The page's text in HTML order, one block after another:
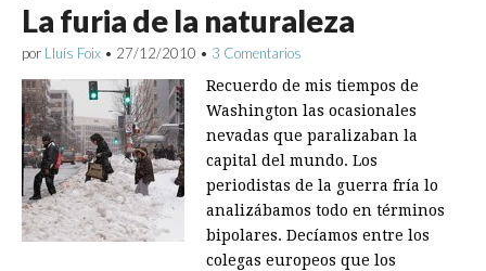
La furia de la naturaleza
por Lluís Foix • 27/12/2010 • 3 Comentarios
Recuerdo de mis tiempos de
Washington las ocasionales
nevadas que paralizaban la
capital del mundo. Los
periodistas de la guerra fría lo
analizábamos todo en términos
bipolares. Decíamos entre los
colegas europeos que los